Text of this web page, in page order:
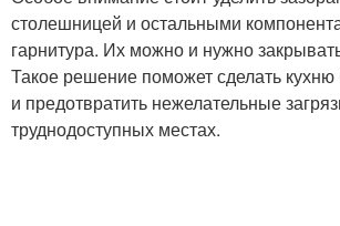
столешницей и остальными
гарнитура. Их можно и нужно
Такое решение поможет сделать кухню
и предотвратить нежелательные
труднодоступных местах.